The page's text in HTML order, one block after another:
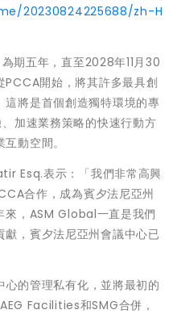
20230824225688/zh-H
期五年，直至2028年11月30
PCCA開始，將其許多最具創
將是首個創造獨特環境的專
加速業務策略的快速行動方
動空間。
Esq.表示：「我們非常高興
合作，成為賓夕法尼亞州
來，ASM Global一直是我們
，賓夕法尼亞州會議中心已
的管理私有化，並將最初的
Facilities和SMG合併，